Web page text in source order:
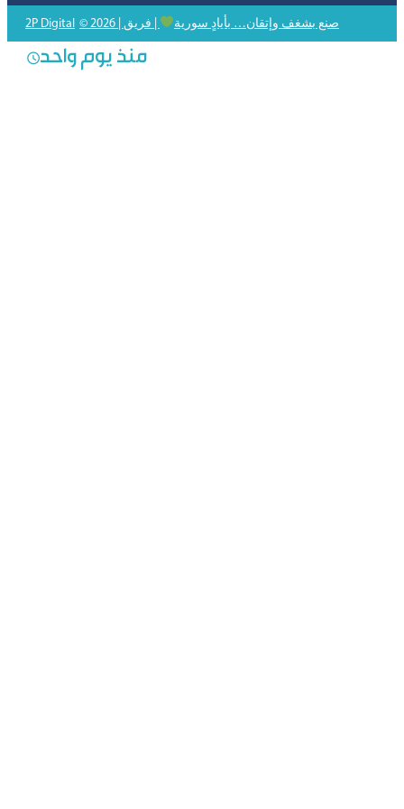
منذ يوم واحد
2P Digital © 2026 | صنع بشغف وإتقان… بأيادٍ سورية | فريق